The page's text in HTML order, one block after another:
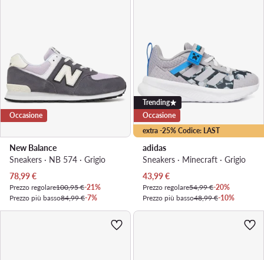
Occasione
New Balance
Sneakers · NB 574 · Grigio
Prezzo attuale
78,99€
Prezzo regolare100,95 €-21%
Prezzo più basso84,99 €-7%
extra -25% Codice: LAST
Trending
Occasione
adidas
Sneakers · Minecraft · Grigio
Prezzo attuale
43,99€
Prezzo regolare54,99 €-20%
Prezzo più basso48,99 €-10%